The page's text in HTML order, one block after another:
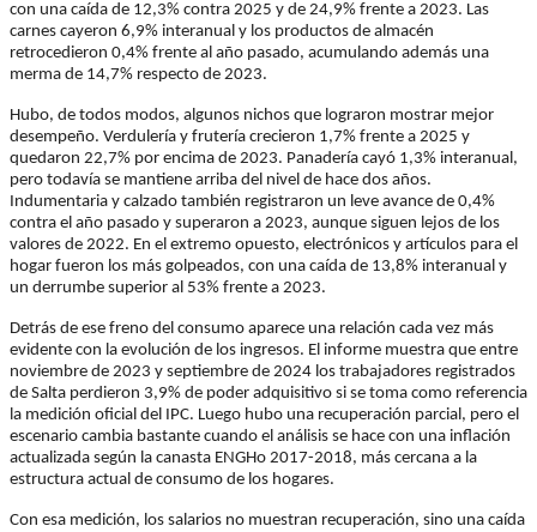
con una caída de 12,3% contra 2025 y de 24,9% frente a 2023. Las
carnes cayeron 6,9% interanual y los productos de almacén
retrocedieron 0,4% frente al año pasado, acumulando además una
merma de 14,7% respecto de 2023.
Hubo, de todos modos, algunos nichos que lograron mostrar mejor
desempeño. Verdulería y frutería crecieron 1,7% frente a 2025 y
quedaron 22,7% por encima de 2023. Panadería cayó 1,3% interanual,
pero todavía se mantiene arriba del nivel de hace dos años.
Indumentaria y calzado también registraron un leve avance de 0,4%
contra el año pasado y superaron a 2023, aunque siguen lejos de los
valores de 2022. En el extremo opuesto, electrónicos y artículos para el
hogar fueron los más golpeados, con una caída de 13,8% interanual y
un derrumbe superior al 53% frente a 2023.
Detrás de ese freno del consumo aparece una relación cada vez más
evidente con la evolución de los ingresos. El informe muestra que entre
noviembre de 2023 y septiembre de 2024 los trabajadores registrados
de Salta perdieron 3,9% de poder adquisitivo si se toma como referencia
la medición oficial del IPC. Luego hubo una recuperación parcial, pero el
escenario cambia bastante cuando el análisis se hace con una inflación
actualizada según la canasta ENGHo 2017-2018, más cercana a la
estructura actual de consumo de los hogares.
Con esa medición, los salarios no muestran recuperación, sino una caída